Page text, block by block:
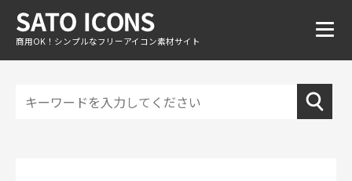
商用OK！シンプルなフリーアイコン素材サイト